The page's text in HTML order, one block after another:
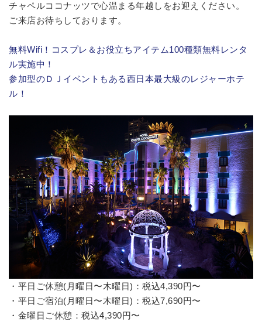
チャペルココナッツで心温まる年越しをお迎えください。
ご来店お待ちしております。
無料Wifi！コスプレ＆お役立ちアイテム100種類無料レンタ
ル実施中！
参加型のＤＪイベントもある西日本最大級のレジャーホテ
ル！
・平日ご休憩(月曜日〜木曜日)： 税込4,390円〜
・平日ご宿泊(月曜日〜木曜日)： 税込7,690円〜
・金曜日ご休憩： 税込4,390円〜